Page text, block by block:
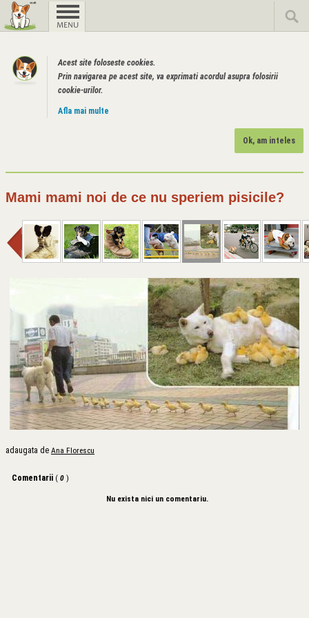
Acest site foloseste cookies.
Prin navigarea pe acest site, va exprimati acordul asupra folosirii
cookie-urilor.
Afla mai multe
Ok, am inteles
Mami mami noi de ce nu speriem pisicile?
adaugata de Ana Florescu
Comentarii( 0)
Nu exista nici un comentariu.